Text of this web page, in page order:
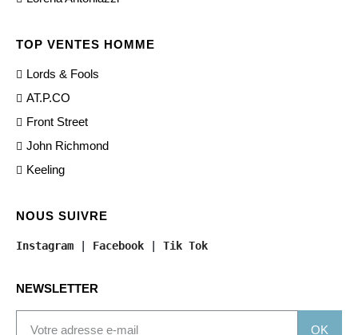
TOP VENTES HOMME
Lords & Fools
AT.P.CO
Front Street
John Richmond
Keeling
NOUS SUIVRE
Instagram Facebook Tik Tok
NEWSLETTER
OK